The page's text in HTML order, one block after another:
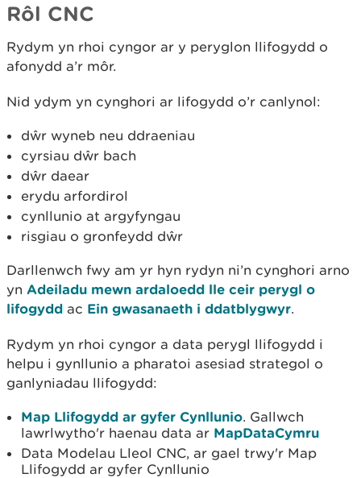
Rôl CNC
Rydym yn rhoi cyngor ar y peryglon llifogydd o
afonydd a’r môr.
Nid ydym yn cynghori ar lifogydd o’r canlynol:
dŵr wyneb neu ddraeniau
cyrsiau dŵr bach
dŵr daear
erydu arfordirol
cynllunio at argyfyngau
risgiau o gronfeydd dŵr
Darllenwch fwy am yr hyn rydyn ni’n cynghori arno
yn Adeiladu mewn ardaloedd lle ceir perygl o
lifogydd ac Ein gwasanaeth i ddatblygwyr.
Rydym yn rhoi cyngor a data perygl llifogydd i
helpu i gynllunio a pharatoi asesiad strategol o
ganlyniadau llifogydd:
Map Llifogydd ar gyfer Cynllunio. Gallwch
lawrlwytho'r haenau data ar MapDataCymru
Data Modelau Lleol CNC, ar gael trwy'r Map
Llifogydd ar gyfer Cynllunio